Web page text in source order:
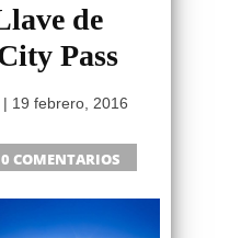
de
Pass
| 19 febrero, 2016
0 COMENTARIOS